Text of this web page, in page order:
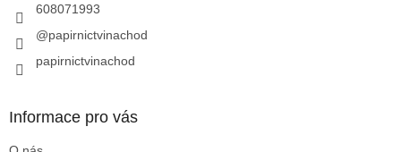
608071993
@papirnictvinachod
papirnictvinachod
Informace pro vás